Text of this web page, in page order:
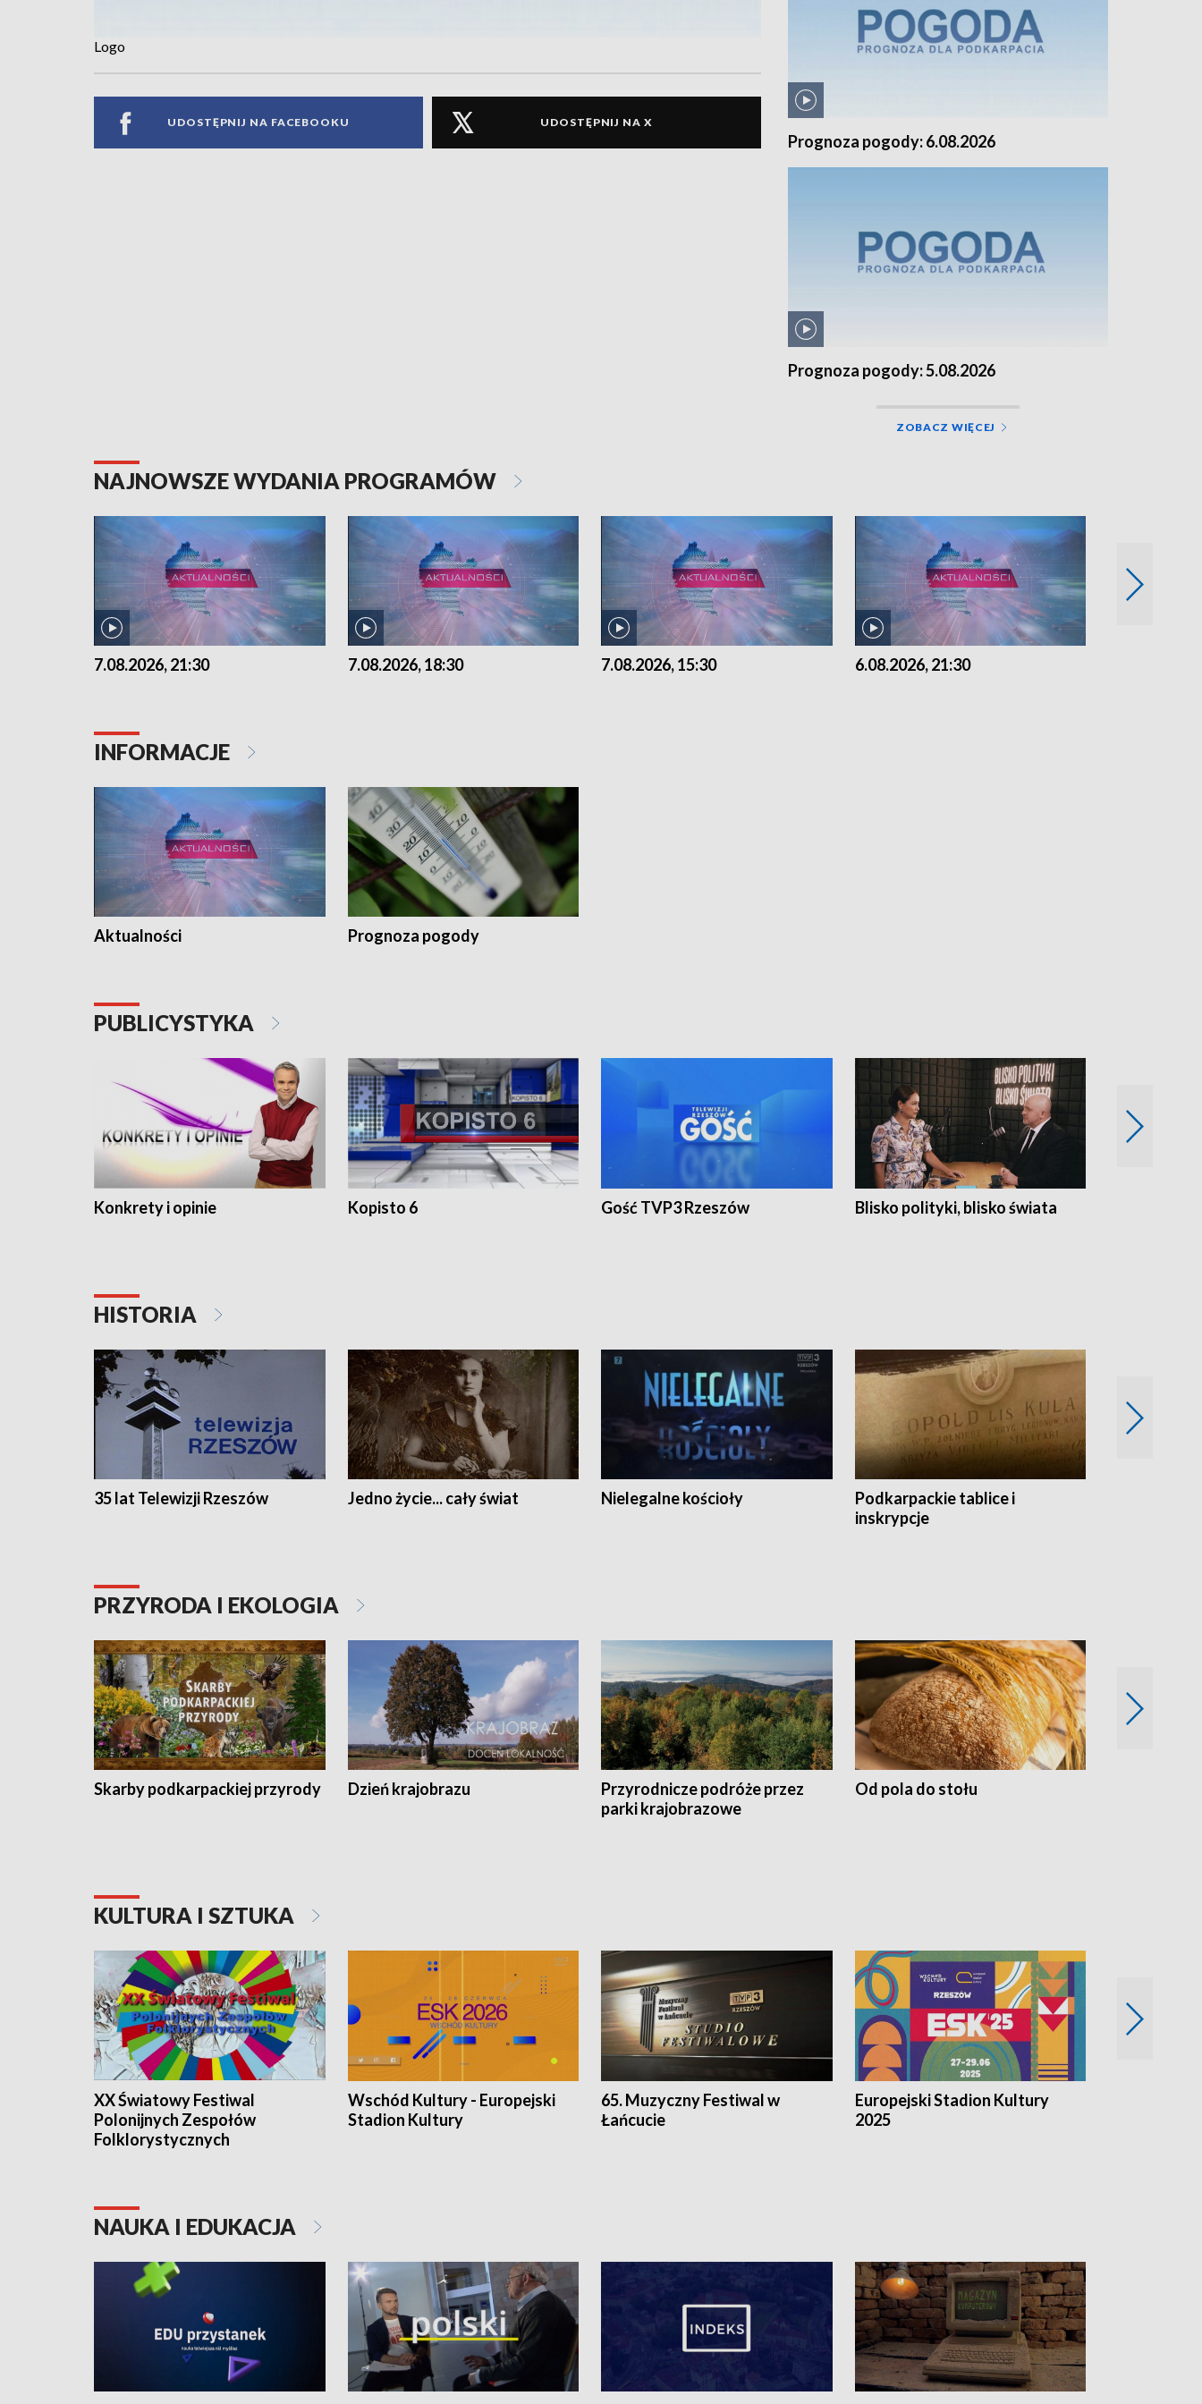
Logo
UDOSTĘPNIJ NA FACEBOOKU UDOSTĘPNIJ NA X
Prognoza pogody: 6.08.2026
Prognoza pogody: 5.08.2026
ZOBACZ WIĘCEJ
NAJNOWSZE WYDANIA PROGRAMÓW
7.08.2026, 21:30 7.08.2026, 18:30 7.08.2026, 15:30 6.08.2026, 21:30
INFORMACJE
Aktualności Prognoza pogody
PUBLICYSTYKA
Konkrety i opinie Kopisto 6 Gość TVP3 Rzeszów Blisko polityki, blisko świata
HISTORIA
35 lat Telewizji Rzeszów Jedno życie... cały świat Nielegalne kościoły
Podkarpackie tablice i
inskrypcje
PRZYRODA I EKOLOGIA
Skarby podkarpackiej przyrody Dzień krajobrazu
Przyrodnicze podróże przez
parki krajobrazowe
Od pola do stołu
KULTURA I SZTUKA
XX Światowy Festiwal
Polonijnych Zespołów
Folklorystycznych
Wschód Kultury - Europejski
Stadion Kultury
65. Muzyczny Festiwal w
Łańcucie
Europejski Stadion Kultury
2025
NAUKA I EDUKACJA